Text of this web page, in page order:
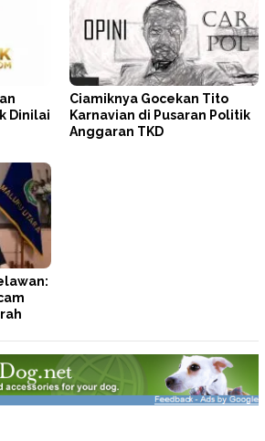
Dinilai
Ciamiknya Gocekan Tito
Karnavian di Pusaran Politik
Anggaran TKD